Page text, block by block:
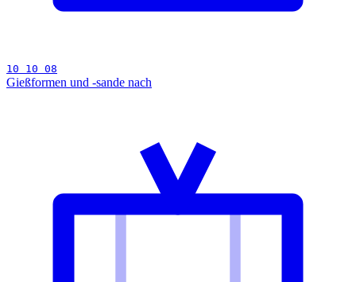
10 10 08
Gießformen und -sande nach